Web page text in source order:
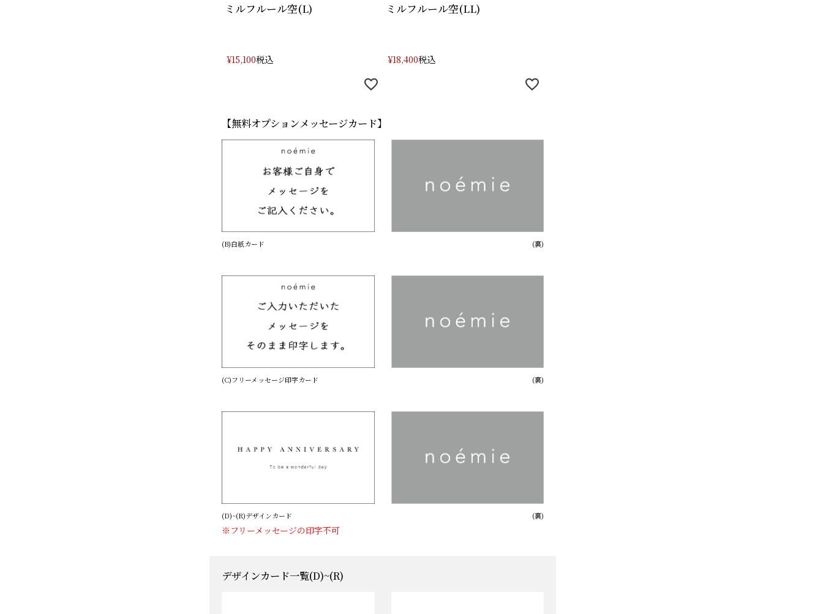
ミルフルール空(L)
¥15,100税込
ミルフルール空(LL)
¥18,400税込
【無料オプションメッセージカード】
(B)白紙カード (裏)
(C)フリーメッセージ印字カード (裏)
(D)~(R)デザインカード (裏)
※フリーメッセージの印字不可
デザインカード一覧(D)~(R)